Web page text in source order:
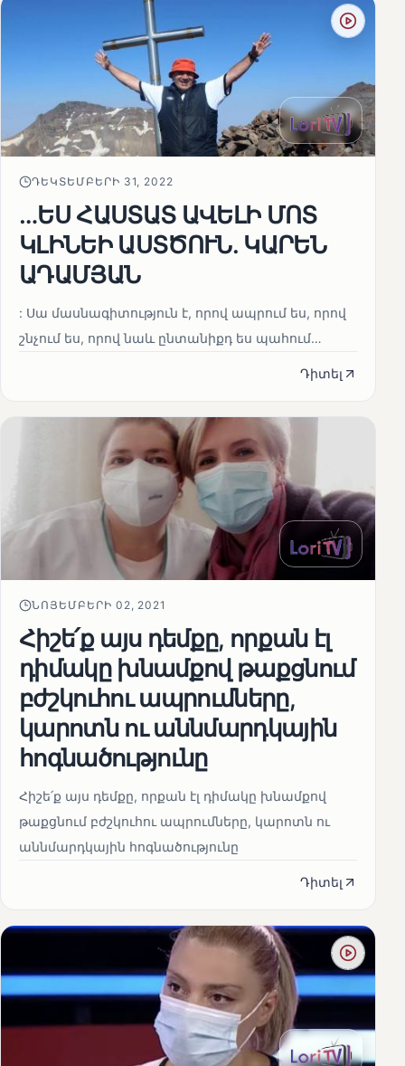
ԴԵԿՏԵՄԲԵՐԻ 31, 2022
…ԵՍ ՀԱՍՏԱՏ ԱՎԵԼԻ ՄՈՏ
ԿԼԻՆԵԻ ԱՍՏԾՈՒՆ. ԿԱՐԵՆ
ԱԴԱՄՅԱՆ
: Սա մասնագիտություն է, որով ապրում ես, որով
շնչում ես, որով նաև ընտանիքդ ես պահում…
Դիտել
ՆՈՅԵՄԲԵՐԻ 02, 2021
Հիշե՛ք այս դեմքը, որքան էլ
դիմակը խնամքով թաքցնում
բժշկուհու ապրումները,
կարոտն ու աննմարդկային
հոգնածությունը
Հիշե՛ք այս դեմքը, որքան էլ դիմակը խնամքով
թաքցնում բժշկուհու ապրումները, կարոտն ու
աննմարդկային հոգնածությունը
Դիտել